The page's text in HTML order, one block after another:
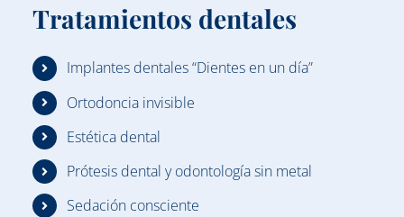
Tratamientos dentales
Implantes dentales “Dientes en un día”
Ortodoncia invisible
Estética dental
Prótesis dental y odontología sin metal
Sedación consciente